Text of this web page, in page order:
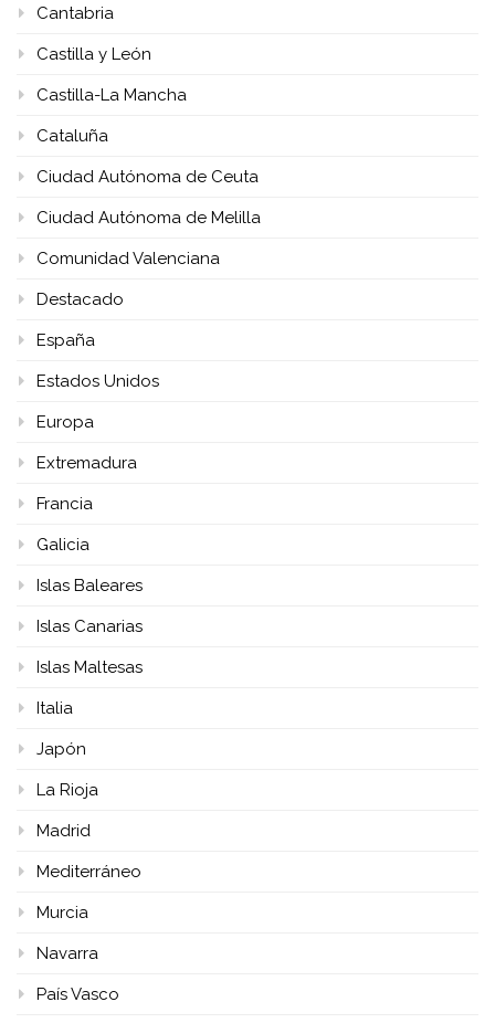
Cantabria
Castilla y León
Castilla-La Mancha
Cataluña
Ciudad Autónoma de Ceuta
Ciudad Autónoma de Melilla
Comunidad Valenciana
Destacado
España
Estados Unidos
Europa
Extremadura
Francia
Galicia
Islas Baleares
Islas Canarias
Islas Maltesas
Italia
Japón
La Rioja
Madrid
Mediterráneo
Murcia
Navarra
País Vasco